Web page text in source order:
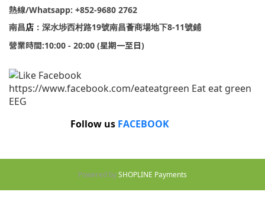
熱線/Whatsapp: +852-9680 2762
南昌店 ：深水埗西村路19號南昌薈商場地下8-11號鋪
營業時間:10:00 - 20:00 (星期一至日)
Follow us FACEBOOK
Powered bySHOPLINE Payments